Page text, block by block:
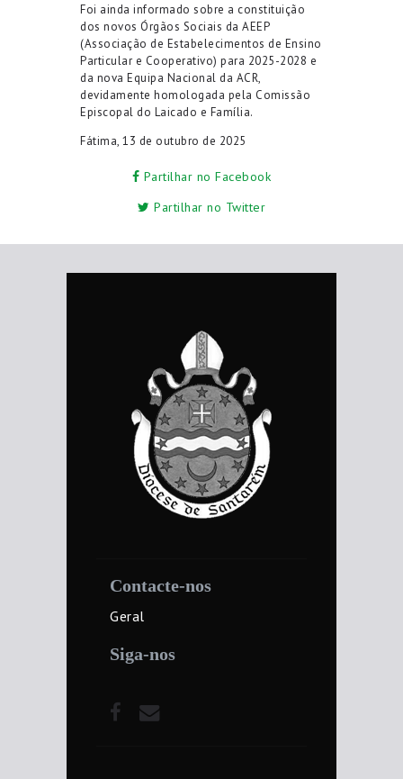
Foi ainda informado sobre a constituição
dos novos Órgãos Sociais da AEEP
(Associação de Estabelecimentos de Ensino
Particular e Cooperativo) para 2025-2028 e
da nova Equipa Nacional da ACR,
devidamente homologada pela Comissão
Episcopal do Laicado e Família.
Fátima, 13 de outubro de 2025
Partilhar no Facebook
Partilhar no Twitter
Contacte-nos
Geral
Siga-nos